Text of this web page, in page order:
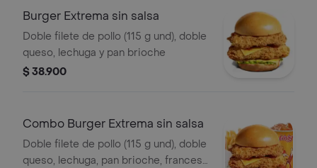
Burger Extrema sin salsa
Doble filete de pollo (115 g und), doble
queso, lechuga y pan brioche
$ 38.900
Combo Burger Extrema sin salsa
Doble filete de pollo (115 g und), doble
queso, lechuga, pan brioche, francesa